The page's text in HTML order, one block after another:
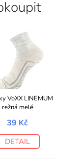
VoXX LINEMUM
režná melé
39 Kč
DETAIL